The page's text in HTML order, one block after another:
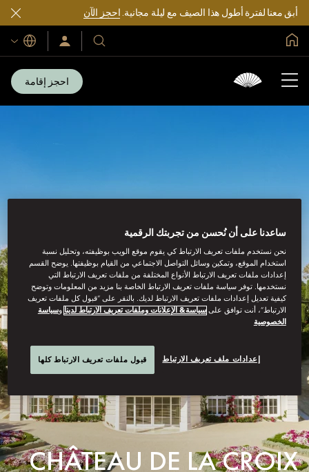
أبق معنا لفترة أطول هذا الصيف مع ليلة مجانية.احجز الآن
فنادقنا
ومنتجعاتنا
سجّل
الدخول/
اللغات
احجز إقامة
CHÂTEAU DE LA CROIX
ساعدنا على أن نُحسن من تجربتك الرقمية
نحن نستخدم ملفات تعريف الارتباط كي يقوم موقع الويب بوظيفته، وتحليل نسبة
استخدام الموقع، وتمكين وسائل التواصل الاجتماعي من القيام بوظيفتها. يوضح القسم
إعدادات ملفات تعريف الارتباط الأنواع المختلفة من ملفات تعريف الارتباط التي
نستخدمها. توفر سياسة ملفات تعريف الارتباط الخاصة بنا مزيد من المعلومات وتوضح
كيفية تعديل إعدادات ملفات تعريف الارتباط لديك. بالنقر على “قبول كل ملفات تعريف
الارتباط”، أنت توافق علىسياسة& الإعلانات وملفات تعريف الارتباط لدينا وسياسة
الخصوصية
إعدادات ملف تعريف الارتباط قبول ملفات تعريف الارتباط كلها